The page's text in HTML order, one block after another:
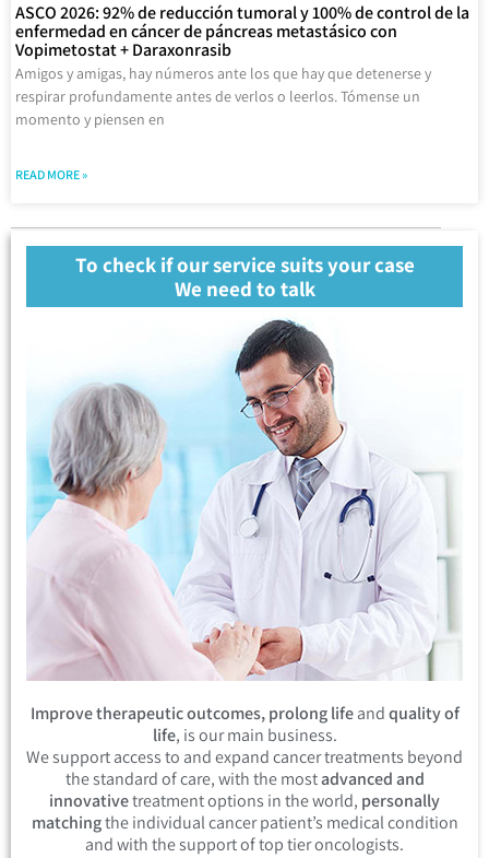
ASCO 2026: 92% de reducción tumoral y 100% de control de la
enfermedad en cáncer de páncreas metastásico con
Vopimetostat + Daraxonrasib
Amigos y amigas, hay números ante los que hay que detenerse y
respirar profundamente antes de verlos o leerlos. Tómense un
momento y piensen en
READ MORE »
To check if our service suits your case
We need to talk
Improve therapeutic outcomes, prolong lifeandquality of
life, is our main business.
We support access to and expand cancer treatments beyond
the standard of care, with the mostadvanced and
innovativetreatment options in the world, personally
matchingthe individual cancer patient’s medical condition
and with the support of top tier oncologists.